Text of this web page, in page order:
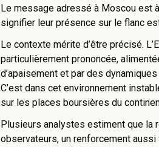
Le message adressé à Moscou est
signifier leur présence sur le flanc
Le contexte mérite d’être précisé.
particulièrement prononcée,
d’apaisement et par des
C’est dans cet environnement
sur les places boursières du
Plusieurs analystes estiment que la
observateurs, un renforcement